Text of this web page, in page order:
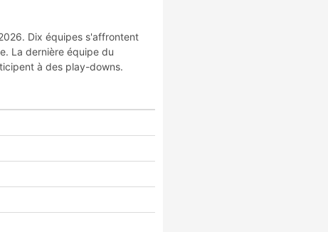
Dix équipes s'affrontent
La dernière équipe du
à des play-downs.